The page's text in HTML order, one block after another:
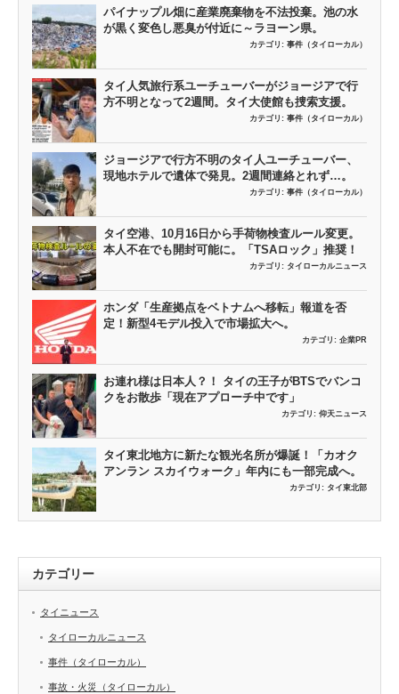
パイナップル畑に産業廃棄物を不法投棄。池の水
が黒く変色し悪臭が付近に～ラヨーン県。
カテゴリ: 事件（タイローカル）
タイ人気旅行系ユーチューバーがジョージアで行
方不明となって2週間。タイ大使館も捜索支援。
カテゴリ: 事件（タイローカル）
ジョージアで行方不明のタイ人ユーチューバー、
現地ホテルで遺体で発見。2週間連絡とれず…。
カテゴリ: 事件（タイローカル）
タイ空港、10月16日から手荷物検査ルール変更。
本人不在でも開封可能に。「TSAロック」推奨！
カテゴリ: タイローカルニュース
ホンダ「生産拠点をベトナムへ移転」報道を否
定！新型4モデル投入で市場拡大へ。
カテゴリ: 企業PR
お連れ様は日本人？！ タイの王子がBTSでバンコ
クをお散歩「現在アプローチ中です」
カテゴリ: 仰天ニュース
タイ東北地方に新たな観光名所が爆誕！「カオク
アンラン スカイウォーク」年内にも一部完成へ。
カテゴリ: タイ東北部
カテゴリー
タイニュース
タイローカルニュース
事件（タイローカル）
事故・火災（タイローカル）